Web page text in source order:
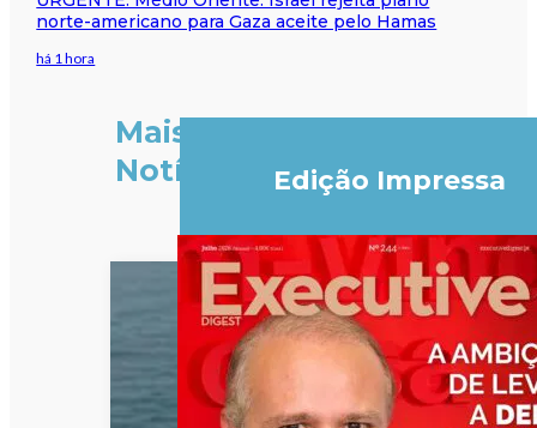
norte-americano para Gaza aceite pelo Hamas
há 1 hora
Mais
Notícias
Edição Impressa